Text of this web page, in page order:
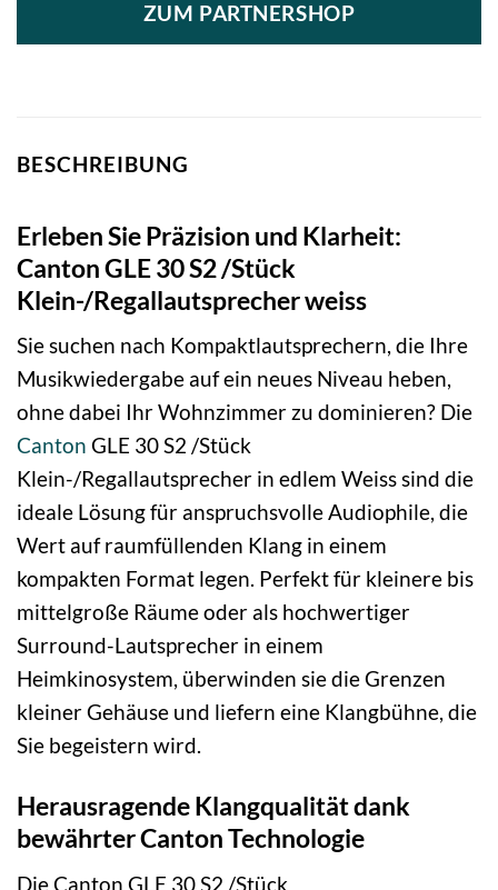
ZUM PARTNERSHOP
BESCHREIBUNG
Erleben Sie Präzision und Klarheit:
Canton GLE 30 S2 /Stück
Klein-/Regallautsprecher weiss
Sie suchen nach Kompaktlautsprechern, die Ihre
Musikwiedergabe auf ein neues Niveau heben,
ohne dabei Ihr Wohnzimmer zu dominieren? Die
Canton GLE 30 S2 /Stück
Klein-/Regallautsprecher in edlem Weiss sind die
ideale Lösung für anspruchsvolle Audiophile, die
Wert auf raumfüllenden Klang in einem
kompakten Format legen. Perfekt für kleinere bis
mittelgroße Räume oder als hochwertiger
Surround-Lautsprecher in einem
Heimkinosystem, überwinden sie die Grenzen
kleiner Gehäuse und liefern eine Klangbühne, die
Sie begeistern wird.
Herausragende Klangqualität dank
bewährter Canton Technologie
Die Canton GLE 30 S2 /Stück